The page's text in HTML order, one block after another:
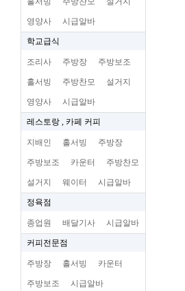
영양사 시급알바
학교급식
조리사 주방장 주방보조
홀서빙 주방찬모 설거지
영양사 시급알바
레스토랑 , 카페 커피
지배인 홀서빙 주방장
주방보조 카운터 주방찬모
설거지 웨이터 시급알바
정육점
종업원 배달기사 시급알바
커피전문점
주방장 홀서빙 카운터
주방보조 시급알바